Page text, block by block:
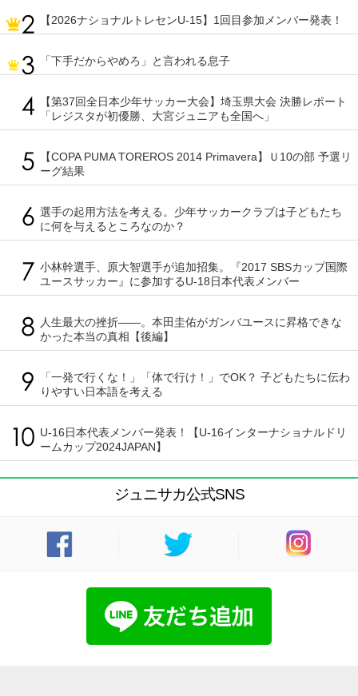
【2026ナショナルトレセンU-15】1回目参加メンバー発表！
「下手だからやめろ」と言われる息子
【第37回全日本少年サッカー大会】埼玉県大会 決勝レポート
「レジスタが初優勝、大宮ジュニアも全国へ」
【COPA PUMA TOREROS 2014 Primavera】Ｕ10の部 予選リ
ーグ結果
選手の起用方法を考える。少年サッカークラブは子どもたち
に何を与えるところなのか？
小林幹選手、原大智選手が追加招集。『2017 SBSカップ国際
ユースサッカー』に参加するU-18日本代表メンバー
人生最大の挫折――。本田圭佑がガンバユースに昇格できな
かった本当の真相【後編】
「一発で行くな！」「体で行け！」でOK？ 子どもたちに伝わ
りやすい日本語を考える
U-16日本代表メンバー発表！【U-16インターナショナルドリ
ームカップ2024JAPAN】
ジュニサカ公式SNS